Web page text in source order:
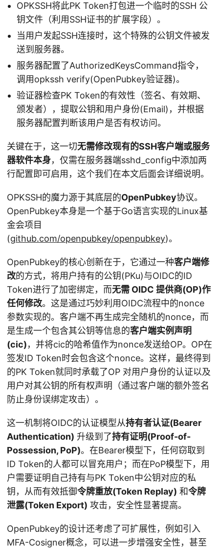
OPKSSH将此PK Token打包进一个临时的SSH 公
钥文件（利用SSH证书的扩展字段）。
当用户发起SSH连接时，这个特殊的公钥文件被发
送到服务器。
服务器配置了AuthorizedKeysCommand指令，
调用opkssh verify(OpenPubkey验证器)。
验证器检查PK Token的有效性（签名、有效期、
颁发者），提取公钥和用户身份(Email)，并根据
服务器配置判断该用户是否有权访问。
关键在于，这一切无需修改现有的SSH客户端或服务
器软件本身，仅需在服务器端sshd_config中添加两
行配置即可启用，这个我们在本文后面会详细说明。
OPKSSH的魔力源于其底层的OpenPubkey协议。
OpenPubkey本身是一个基于Go语言实现的Linux基
金会项目
(github.com/openpubkey/openpubkey)。
OpenPubkey的核心创新在于，它通过一种客户端修
改的方式，将用户持有的公钥(PKu)与OIDC的ID
Token进行了加密绑定，而无需 OIDC 提供商(OP)作
任何修改。这是通过巧妙利用OIDC流程中的nonce
参数实现的。客户端不再生成完全随机的nonce，而
是生成一个包含其公钥等信息的客户端实例声明
(cic)，并将cic的哈希值作为nonce发送给OP。OP在
签发ID Token时会包含这个nonce。这样，最终得到
的PK Token就同时承载了OP 对用户身份的认证以及
用户对其公钥的所有权声明（通过客户端的额外签名
防止身份误绑定攻击）。
这一机制将OIDC的认证模型从持有者认证(Bearer
Authentication) 升级到了持有证明(Proof-of-
Possession, PoP)。在Bearer模型下，任何窃取到
ID Token的人都可以冒充用户；而在PoP模型下，用
户需要证明自己持有与PK Token中公钥对应的私
钥，从而有效抵御令牌重放(Token Replay) 和令牌
泄露(Token Export) 攻击，安全性显著提高。
OpenPubkey的设计还考虑了可扩展性，例如引入
MFA-Cosigner概念，可以进一步增强安全性，甚至